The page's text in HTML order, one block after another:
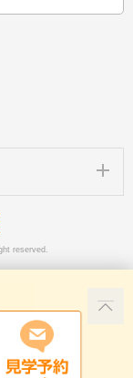
reserved.